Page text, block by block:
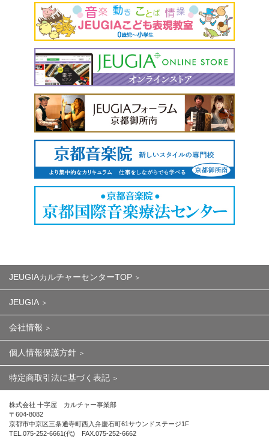
JEUGIAカルチャーセンターTOP
JEUGIA
会社情報
個人情報保護方針
特定商取引法に基づく表記
株式会社 十字屋 カルチャー事業部
〒604-8082
京都市中京区三条通寺町西入弁慶石町61サウンドステージ1F
TEL.075-252-6661(代) FAX.075-252-6662